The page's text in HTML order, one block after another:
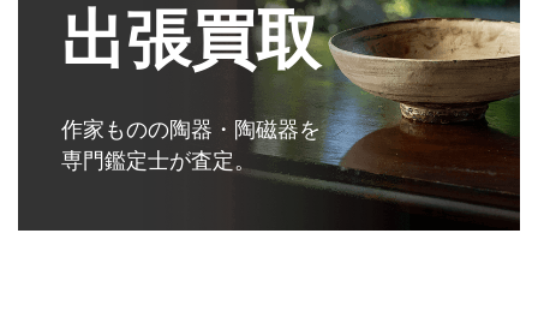
出張買取
作家ものの陶器・陶磁器を
専門鑑定士が査定。